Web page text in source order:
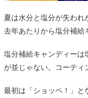
夏は水分と塩分が失われ
去年あたりから塩分補給
塩分補給キャンディーは
が並じゃない。コーティ
最初は「ショッペ！」と